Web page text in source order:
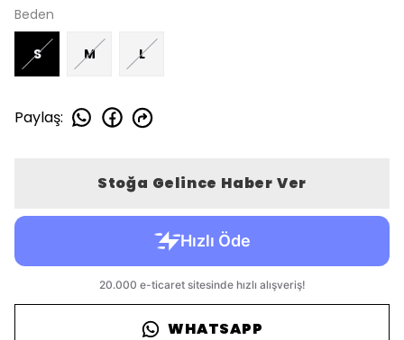
Beden
S M L
Paylaş:
Stoğa Gelince Haber Ver
WHATSAPP